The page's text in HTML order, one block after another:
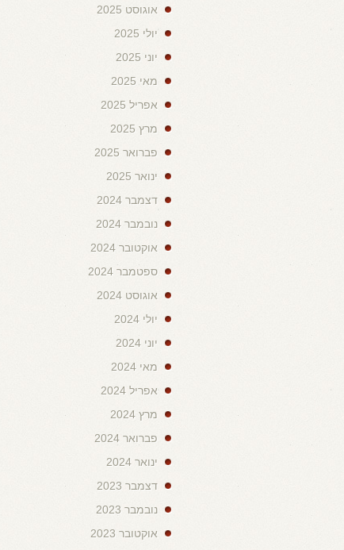
אוגוסט 2025
יולי 2025
יוני 2025
מאי 2025
אפריל 2025
מרץ 2025
פברואר 2025
ינואר 2025
דצמבר 2024
נובמבר 2024
אוקטובר 2024
ספטמבר 2024
אוגוסט 2024
יולי 2024
יוני 2024
מאי 2024
אפריל 2024
מרץ 2024
פברואר 2024
ינואר 2024
דצמבר 2023
נובמבר 2023
אוקטובר 2023